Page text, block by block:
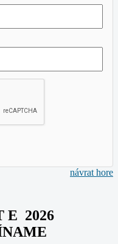
návrat hore
E 2026